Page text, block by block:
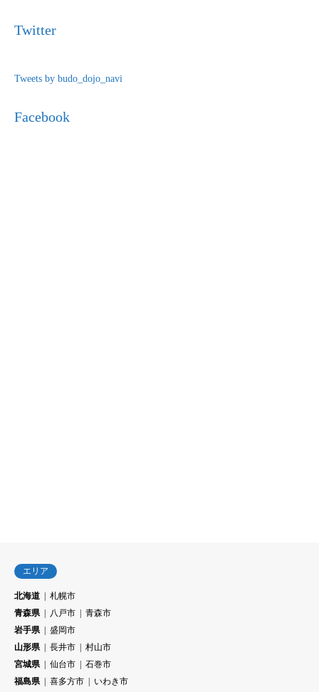
Twitter
Tweets by budo_dojo_navi
Facebook
エリア
北海道
札幌市
青森県
八戸市
青森市
岩手県
盛岡市
山形県
長井市
村山市
宮城県
仙台市
石巻市
福島県
喜多方市
いわき市